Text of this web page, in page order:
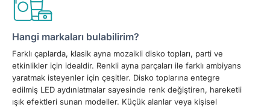
Hangi markaları bulabilirim?
Farklı çaplarda, klasik ayna mozaikli disko topları, parti ve
etkinlikler için idealdir. Renkli ayna parçaları ile farklı ambiyans
yaratmak isteyenler için çeşitler. Disko toplarına entegre
edilmiş LED aydınlatmalar sayesinde renk değiştiren, hareketli
ışık efektleri sunan modeller. Küçük alanlar veya kişisel